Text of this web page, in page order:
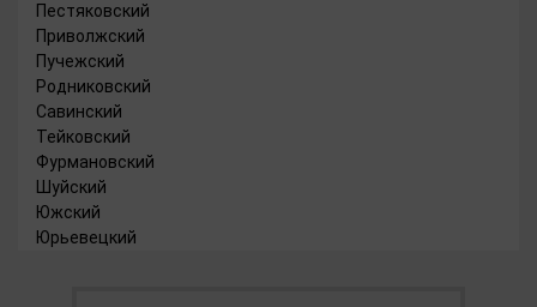
Пестяковский
Приволжский
Пучежский
Родниковский
Савинский
Тейковский
Фурмановский
Шуйский
Южский
Юрьевецкий